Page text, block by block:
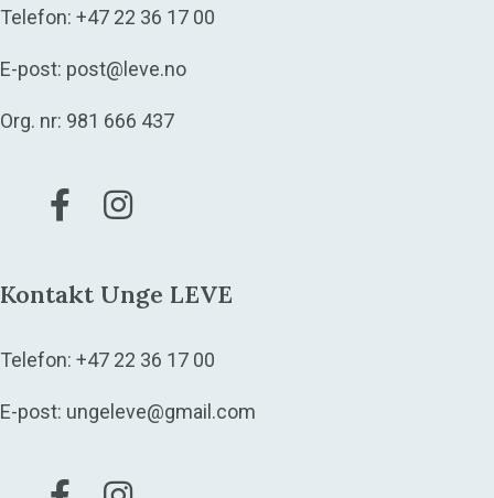
Telefon: +47 22 36 17 00
E-post: post@leve.no
Org. nr: 981 666 437
Gå til vår Facebook
Gå til vår Instagram
Kontakt Unge LEVE
Telefon: +47 22 36 17 00
E-post: ungeleve@gmail.com
Gå til vår Facebook
Gå til vår Instagram